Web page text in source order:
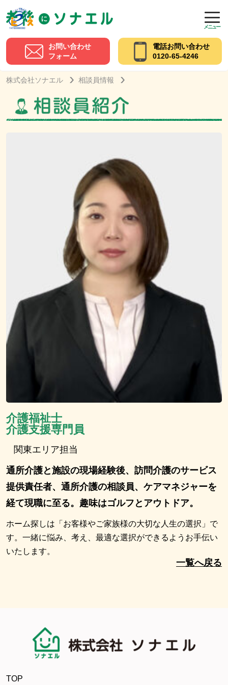
メニュー
お問い合わせ
フォーム
電話お問い合わせ
0120-65-4246
株式会社ソナエル 相談員情報
介護福祉士
介護支援専門員
関東エリア担当
通所介護と施設の現場経験後、訪問介護のサービス
提供責任者、通所介護の相談員、ケアマネジャーを
経て現職に至る。趣味はゴルフとアウトドア。
ホーム探しは「お客様やご家族様の大切な人生の選択」で
す。一緒に悩み、考え、最適な選択ができるようお手伝い
いたします。
一覧へ戻る
TOP